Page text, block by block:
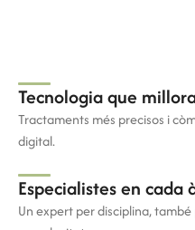
Tecnologia que
Tractaments més precisos i
digital.
Especialistes en cada
Un expert per disciplina,